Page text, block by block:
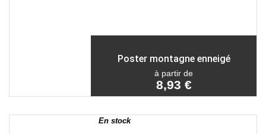
Poster montagne enneigé
à partir de
8,93 €
En stock